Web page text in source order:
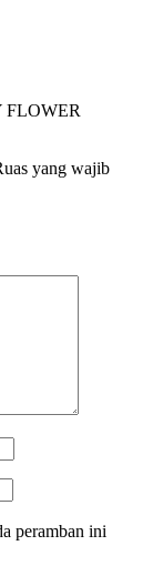
FLOWER
yang wajib
peramban ini